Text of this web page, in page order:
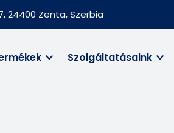
24400 Zenta, Szerbia
Szolgáltatásaink